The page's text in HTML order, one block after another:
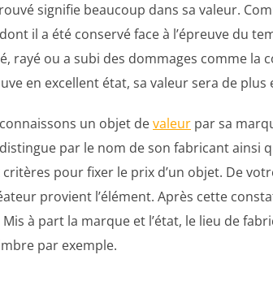
signifie beaucoup dans sa valeur.
il a été conservé face à l’épreuve du
rayé ou a subi des dommages comme la
en excellent état, sa valeur sera de plus
un objet devaleur par sa
par le nom de son fabricant ainsi
pour fixer le prix d’un objet. De
provient l’élément. Après cette
Mis à part la marque et l’état, le lieu de
par exemple.